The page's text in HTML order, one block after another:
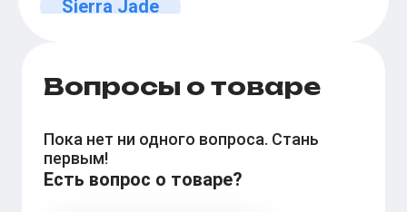
Sierra Jade
Вопросы о товаре
Пока нет ни одного вопроса. Стань
первым!
Есть вопрос о товаре?